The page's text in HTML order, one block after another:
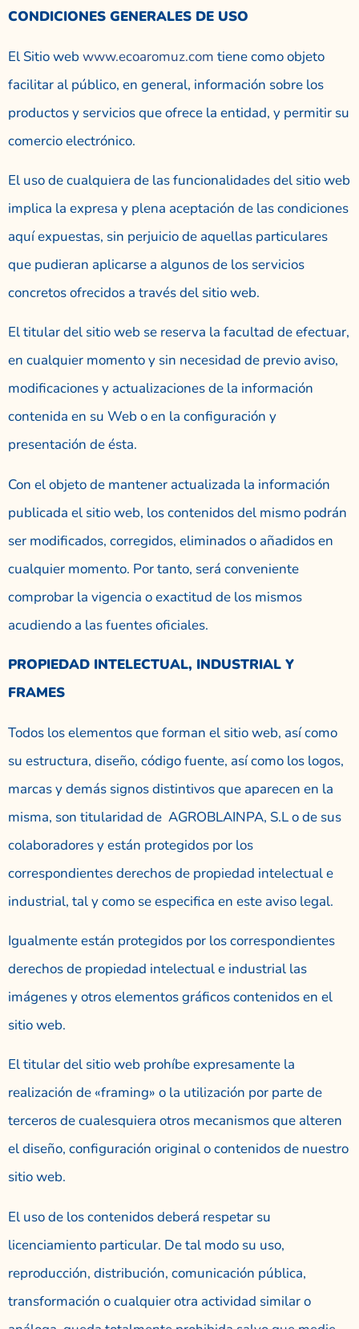
CONDICIONES GENERALES DE USO
El Sitio web www.ecoaromuz.com tiene como objeto
facilitar al público, en general, información sobre los
productos y servicios que ofrece la entidad, y permitir su
comercio electrónico.
El uso de cualquiera de las funcionalidades del sitio web
implica la expresa y plena aceptación de las condiciones
aquí expuestas, sin perjuicio de aquellas particulares
que pudieran aplicarse a algunos de los servicios
concretos ofrecidos a través del sitio web.
El titular del sitio web se reserva la facultad de efectuar,
en cualquier momento y sin necesidad de previo aviso,
modificaciones y actualizaciones de la información
contenida en su Web o en la configuración y
presentación de ésta.
Con el objeto de mantener actualizada la información
publicada el sitio web, los contenidos del mismo podrán
ser modificados, corregidos, eliminados o añadidos en
cualquier momento. Por tanto, será conveniente
comprobar la vigencia o exactitud de los mismos
acudiendo a las fuentes oficiales.
PROPIEDAD INTELECTUAL, INDUSTRIAL Y
FRAMES
Todos los elementos que forman el sitio web, así como
su estructura, diseño, código fuente, así como los logos,
marcas y demás signos distintivos que aparecen en la
misma, son titularidad de AGROBLAINPA, S.L o de sus
colaboradores y están protegidos por los
correspondientes derechos de propiedad intelectual e
industrial, tal y como se especifica en este aviso legal.
Igualmente están protegidos por los correspondientes
derechos de propiedad intelectual e industrial las
imágenes y otros elementos gráficos contenidos en el
sitio web.
El titular del sitio web prohíbe expresamente la
realización de «framing» o la utilización por parte de
terceros de cualesquiera otros mecanismos que alteren
el diseño, configuración original o contenidos de nuestro
sitio web.
El uso de los contenidos deberá respetar su
licenciamiento particular. De tal modo su uso,
reproducción, distribución, comunicación pública,
transformación o cualquier otra actividad similar o